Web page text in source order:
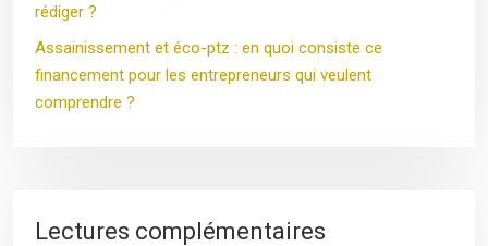
rédiger ?
Assainissement et éco-ptz : en quoi consiste ce
financement pour les entrepreneurs qui veulent
comprendre ?
Lectures complémentaires